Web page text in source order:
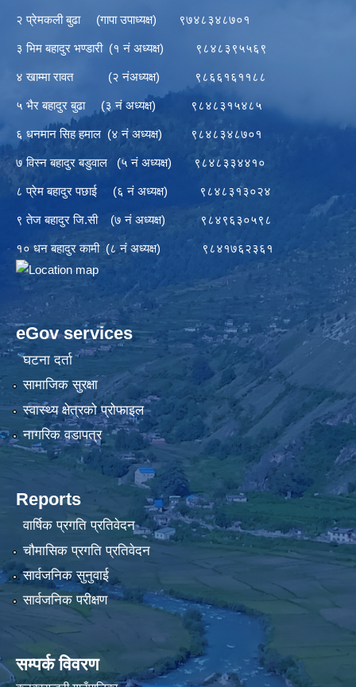
२ प्रेमकली बुढा (गापा उपाध्यक्ष) ९७४८३४८७०१
३ भिम बहादुर भण्डारी (१ नं अध्यक्ष) ९८४८३९५५६९
४ खाम्मा रावत (२ नंअध्यक्ष) ९८६६१६११८८
५ भैर बहादुर बुढा (३ नं अध्यक्ष) ९८४८३१५४८५
६ धनमान सिह हमाल (४ नं अध्यक्ष) ९८४८३४८७०१
७ विस्न बहादुर बडुवाल (५ नं अध्यक्ष) ९८४८३३४४१०
८ प्रेम बहादुर पछाई (६ नं अध्यक्ष) ९८४८३१३०२४
९ तेज बहादुर जि.सी (७ नं अध्यक्ष) ९८४९६३०५९८
१० धन बहादुर कामी (८ नं अध्यक्ष) ९८४१७६२३६१
eGov services
घटना दर्ता
सामाजिक सुरक्षा
स्वास्थ्य क्षेत्रको प्रोफाइल
नागरिक वडापत्र
Reports
वार्षिक प्रगति प्रतिवेदन
चौमासिक प्रगति प्रतिवेदन
सार्वजनिक सुनुवाई
सार्वजनिक परीक्षण
सम्पर्क विवरण